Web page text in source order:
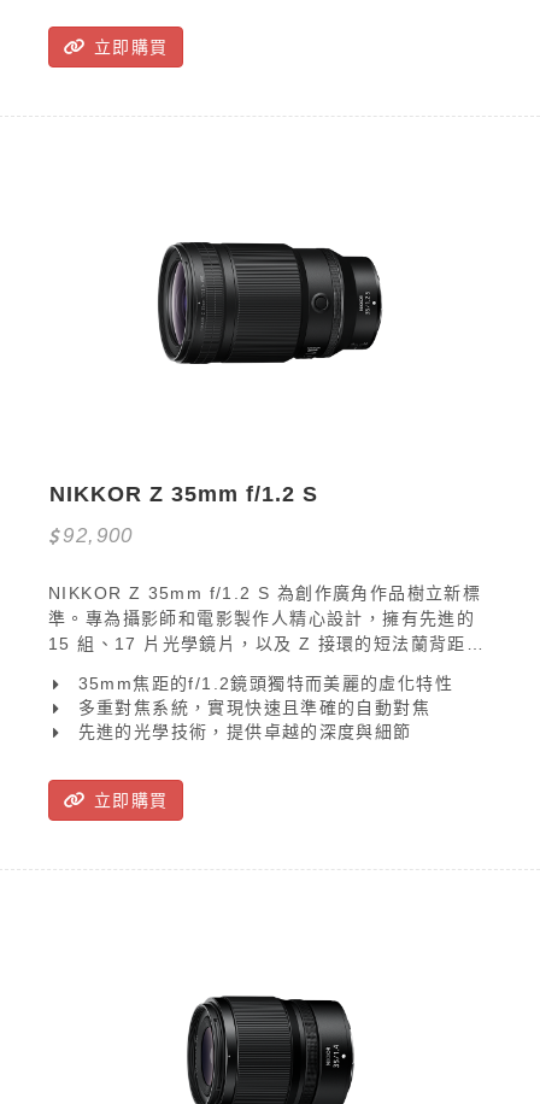
立即購買
NIKKOR Z 35mm f/1.2 S
92,900
NIKKOR Z 35mm f/1.2 S 為創作廣角作品樹立新標
準。專為攝影師和電影製作人精心設計，擁有先進的
15 組、17 片光學鏡片，以及 Z 接環的短法蘭背距，
絨般柔滑的散景。 從帶有美麗模糊背景的親密肖像，
到在各種光線下生動且栩栩如生的細節，您可以將您
的視野轉化為電影般的璀璨效果。NIKKOR Z 35mm
形、眩光和鬼影，確保完美的拍攝效果。
35mm焦距的f/1.2鏡頭獨特而美麗的虛化特性
多重對焦系統，實現快速且準確的自動對焦
先進的光學技術，提供卓越的深度與細節
立即購買